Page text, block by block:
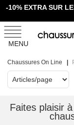
-10% EXTRA SUR
MENU
Chaussures On Line
Faites plaisir